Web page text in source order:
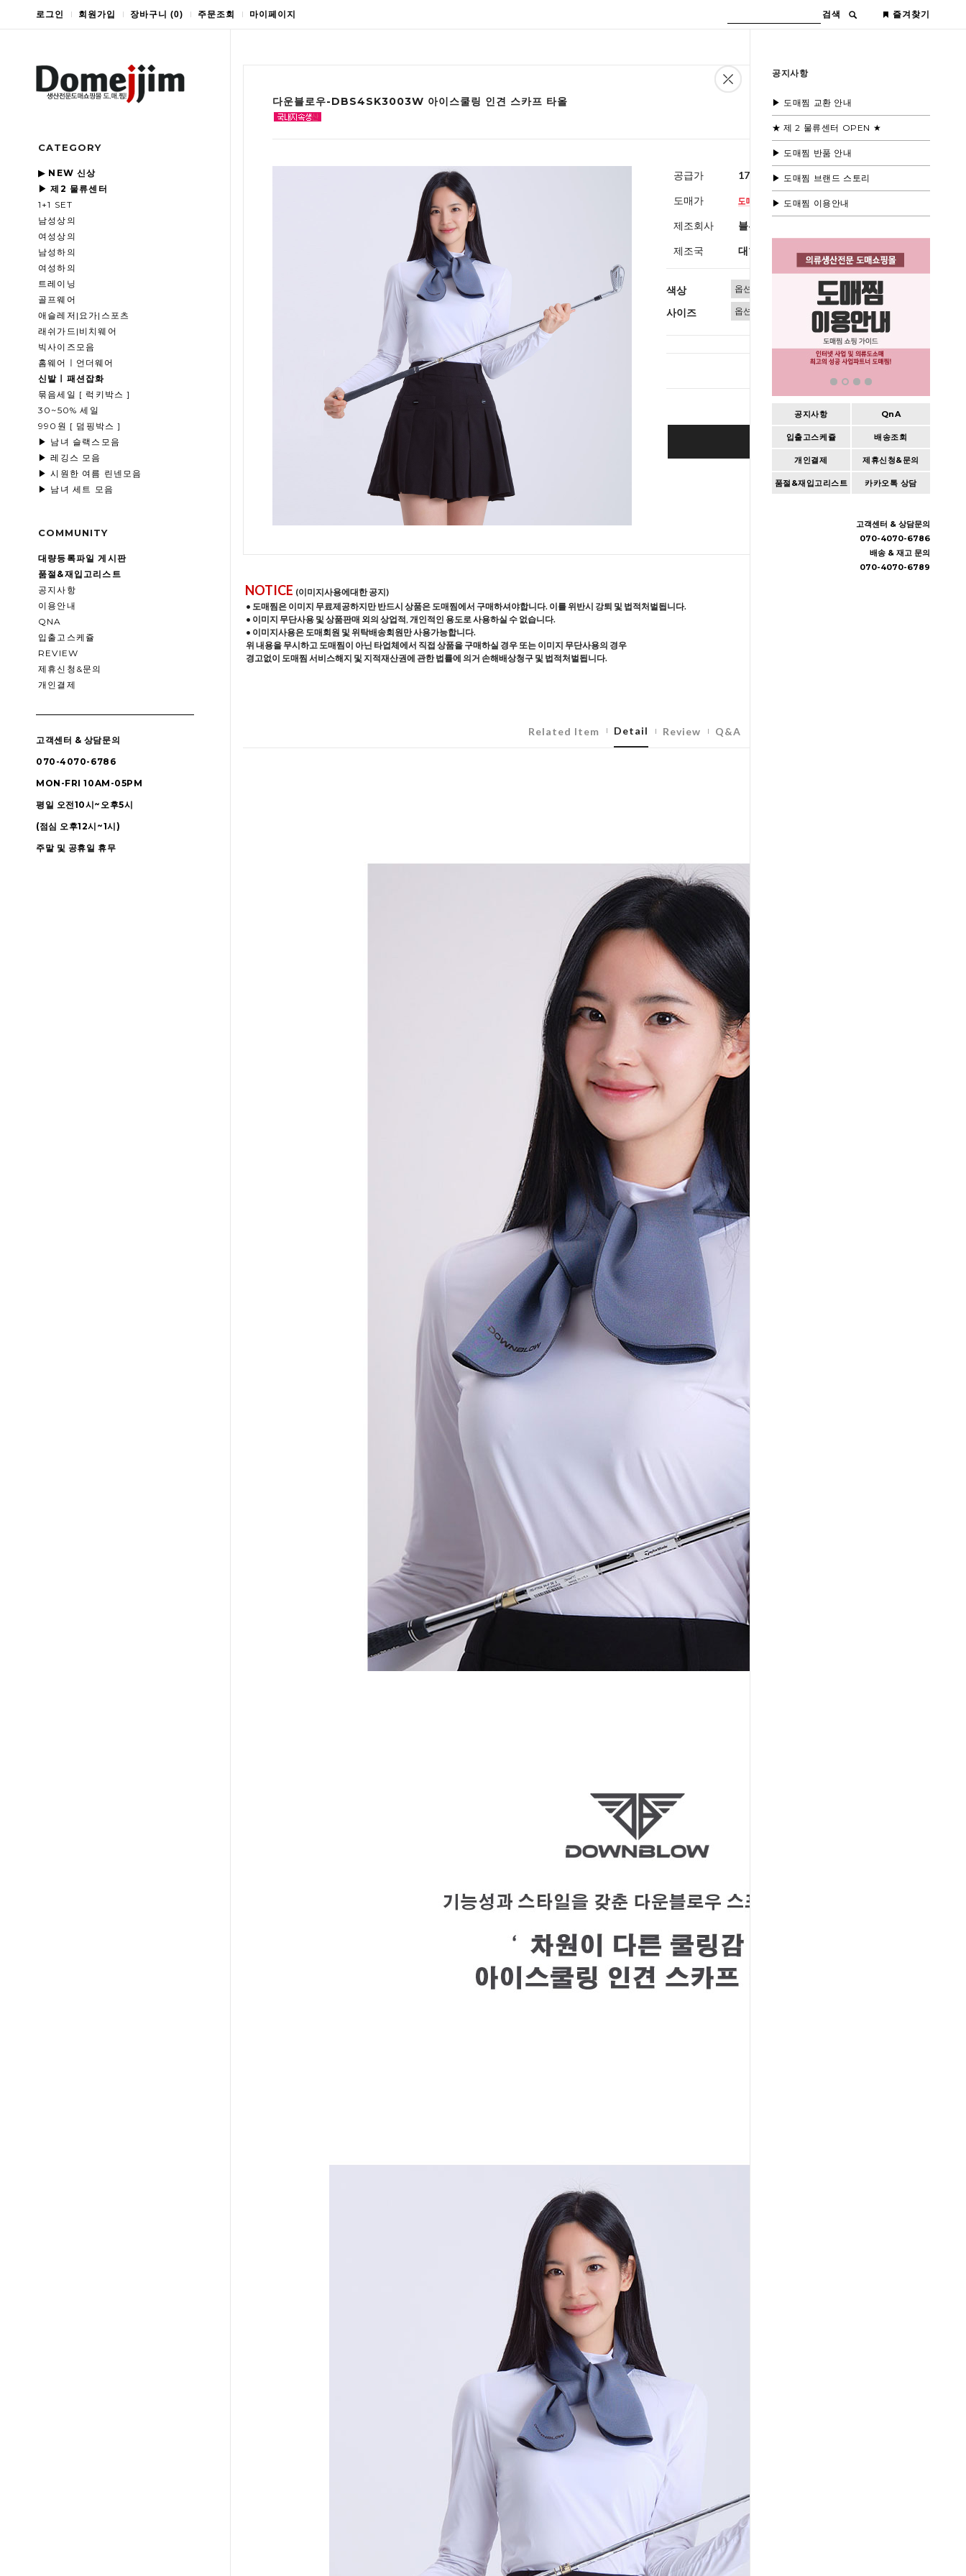
로그인 회원가입 장바구니 (0) 주문조회 마이페이지 검색 즐겨찾기
CATEGORY
▶ NEW 신상
▶ 제2 물류센터
1+1 SET
남성상의
여성상의
남성하의
여성하의
트레이닝
골프웨어
애슬레저|요가|스포츠
래쉬가드|비치웨어
빅사이즈모음
홈웨어ㅣ언더웨어
신발ㅣ패션잡화
묶음세일 [ 럭키박스 ]
30~50% 세일
990원 [ 덤핑박스 ]
▶ 남녀 슬랙스모음
▶ 레깅스 모음
▶ 시원한 여름 린넨모음
▶ 남녀 세트 모음
COMMUNITY
대량등록파일 게시판
품절&재입고리스트
공지사항
이용안내
QNA
입출고스케쥴
REVIEW
제휴신청&문의
개인결제
고객센터 & 상담문의
070-4070-6786
MON-FRI 10AM-05PM
평일 오전10시~오후5시
(점심 오후12시~1시)
주말 및 공휴일 휴무
공지사항
▶ 도매찜 교환 안내
★ 제 2 물류센터 OPEN ★
▶ 도매찜 반품 안내
▶ 도매찜 브랜드 스토리
▶ 도매찜 이용안내
공지사항 QnA
입출고스케쥴 배송조회
개인결제 제휴신청&문의
품절&재입고리스트 카카오톡 상담
고객센터 & 상담문의
070-4070-6786
배송 & 재고 문의
070-4070-6789
다운블로우-DBS4SK3003W 아이스쿨링 인견 스카프 타올
공급가 17,600원(부가세별도)
도매가
제조회사 블루모드
제조국 대한민국
색상
사이즈
BUY IT NOW
Cart Wishlist
NOTICE (이미지사용에대한 공지)
• 도매찜은 이미지 무료제공하지만 반드시 상품은 도매찜에서 구매하셔야합니다. 이를 위반시 강퇴 및 법적처벌됩니다.
• 이미지 무단사용 및 상품판매 외의 상업적, 개인적인 용도로 사용하실 수 없습니다.
• 이미지사용은 도매회원 및 위탁배송회원만 사용가능합니다.
위 내용을 무시하고 도매찜이 아닌 타업체에서 직접 상품을 구매하실 경우 또는 이미지 무단사용의 경우
경고없이 도매찜 서비스해지 및 지적재산권에 관한 법률에 의거 손해배상청구 및 법적처벌됩니다.
Related Item Detail Review Q&A